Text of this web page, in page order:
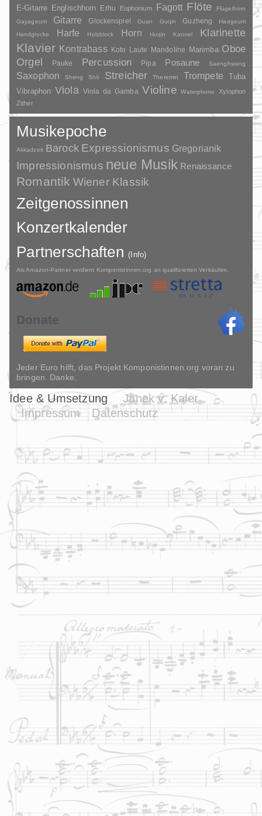
E-Gitarre Englischhorn Erhu Euphonium Fagott Flöte
Flügelhorn
Gayageum
Gitarre Glockenspiel Guan Guqin Guzheng
Haegeum
Handglocke
Harfe Holzblock Horn Huqin Kannel Klarinette
Klavier Kontrabass Koto Laute Mandoline Marimba Oboe
Orgel Pauke Percussion Pipa Posaune Saenghwang
Saxophon Sheng Shō Streicher Theremin Trompete
Tuba
Vibraphon Viola Viola da Gamba Violine Waterphone
Xylophon
Zither
Musikepoche
Akkadzeit Barock Expressionismus Gregorianik
Impressionismus neue Musik Renaissance
Romantik Wiener Klassik
Zeitgenossinnen
Konzertkalender
Partnerschaften(Info)
Als Amazon-Partner verdient Komponistinnen.org an qualifizierten Verkäufen.
Donate
Jeder Euro hilft, das Projekt Komponistinnen.org voran zu
bringen. Danke.
Idee & Umsetzung
Janek v. Kaler
Impressum
Datenschutz